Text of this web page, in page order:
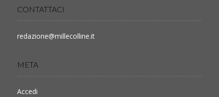
CONTATTACI
redazione@millecolline.it
META
Accedi